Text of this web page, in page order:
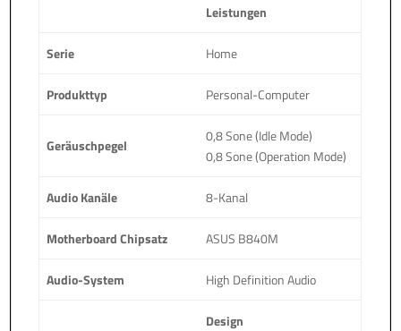
Leistungen
Serie Home
Produkttyp Personal-Computer
Geräuschpegel
0,8 Sone (Idle Mode)
0,8 Sone (Operation Mode)
Audio Kanäle 8-Kanal
Motherboard Chipsatz ASUS B840M
Audio-System High Definition Audio
Design